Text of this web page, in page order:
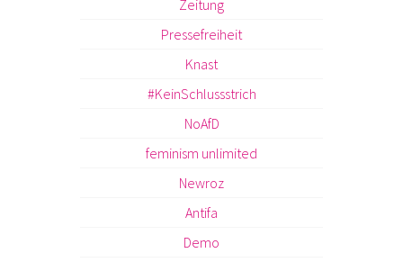
Zeitung
Pressefreiheit
Knast
#KeinSchlussstrich
NoAfD
feminism unlimited
Newroz
Antifa
Demo